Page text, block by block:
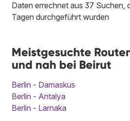
Daten errechnet aus 37 Suchen,
Tagen durchgeführt wurden
Meistgesuchte
und nah bei Beirut
Berlin - Damaskus
Berlin - Antalya
Berlin - Larnaka